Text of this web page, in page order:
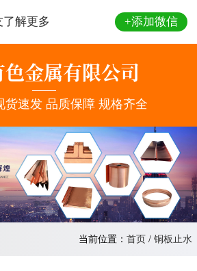
解更多 +添加微信
金属有限公司
货速发 品质保障 规格齐全
当前位置： 首页 / 铜板止水